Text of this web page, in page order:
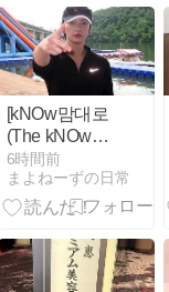
コンレポ】
[kNOw맘대로
(The kNOw
Way)] Ep.05
6時間前
まよねーずの日常